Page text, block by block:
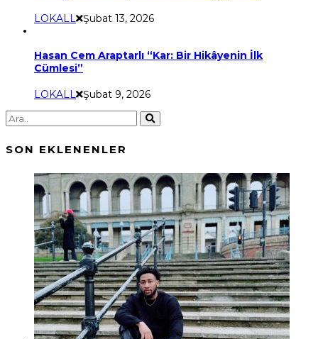
LOKALL Şubat 13, 2026
Hasan Cem Araptarlı “Kar: Bir Hikâyenin İlk
Cümlesi”
LOKALL Şubat 9, 2026
SON EKLENENLER